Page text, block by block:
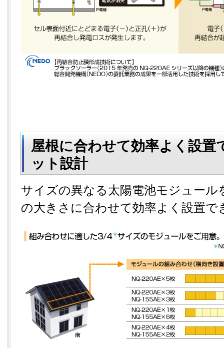
屋根に合わせて効率よく設置
ット設計
サイズの異なる太陽電池モジュール
の大きさに合わせて効率よく設置で